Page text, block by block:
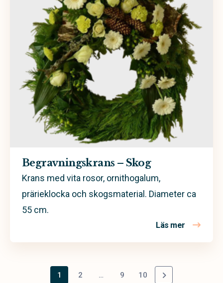
Begravningskrans – Skog
Krans med vita rosor, ornithogalum,
prärieklocka och skogsmaterial. Diameter ca
55 cm.
Läs mer om
1 2 … 9 10